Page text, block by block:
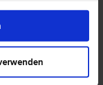
und Bewer­tungen
repräsen­tieren nicht
Verstoßen Bewer­
FirmenABC
können